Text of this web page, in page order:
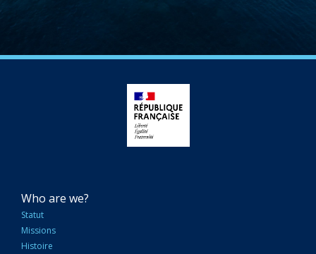
NAVIGATION
PRINCIPALE
Who are we?
Statut
Missions
Histoire